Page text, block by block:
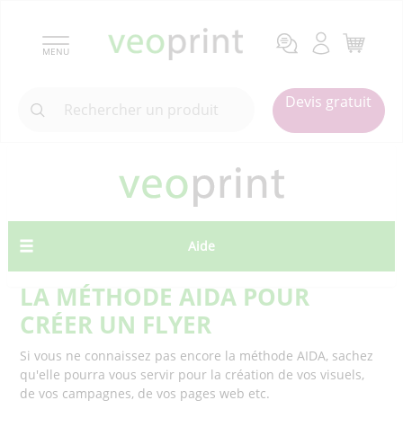
MENU
Devis gratuit
Aide
LA MÉTHODE AIDA POUR
CRÉER UN FLYER
Si vous ne connaissez pas encore la méthode AIDA, sachez
qu'elle pourra vous servir pour la création de vos visuels,
de vos campagnes, de vos pages web etc.